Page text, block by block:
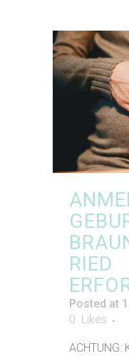
RIED
Posted at
0 Likes
ACHTUNG: